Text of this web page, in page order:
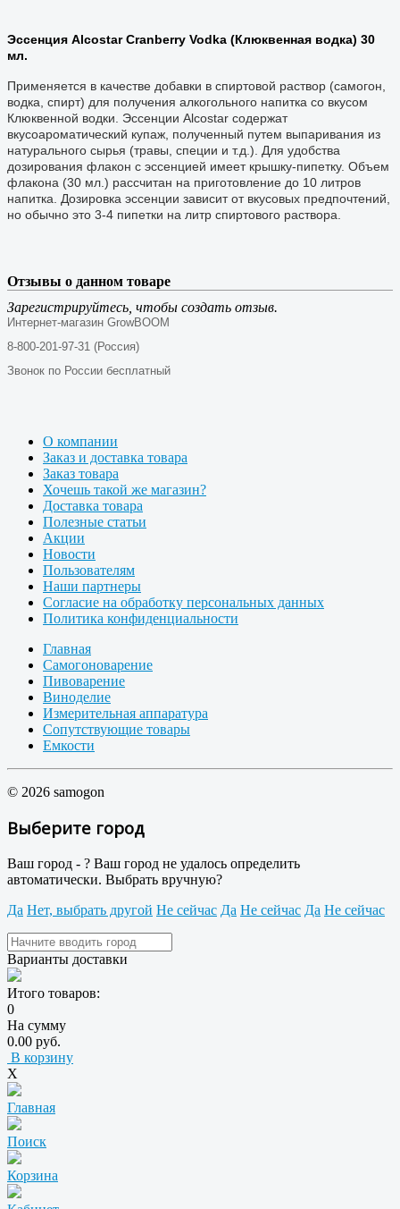
Эссенция Alcostar Cranberry Vodka (Клюквенная водка) 30
мл.
Применяется в качестве добавки в спиртовой раствор (самогон,
водка, спирт) для получения алкогольного напитка со вкусом
Клюквенной водки. Эссенции Alcostar содержат
вкусоароматический купаж, полученный путем выпаривания из
натурального сырья (травы, специи и т.д.). Для удобства
дозирования флакон с эссенцией имеет крышку-пипетку. Объем
флакона (30 мл.) рассчитан на приготовление до 10 литров
напитка. Дозировка эссенции зависит от вкусовых предпочтений,
но обычно это 3-4 пипетки на литр спиртового раствора.
Отзывы о данном товаре
Зарегистрируйтесь, чтобы создать отзыв.
Интернет-магазин GrowBOOM
8-800-201-97-31 (Россия)
Звонок по России бесплатный
О компании
Заказ и доставка товара
Заказ товара
Хочешь такой же магазин?
Доставка товара
Полезные статьи
Акции
Новости
Пользователям
Наши партнеры
Согласие на обработку персональных данных
Политика конфиденциальности
Главная
Самогоноварение
Пивоварение
Виноделие
Измерительная аппаратура
Сопутствующие товары
Емкости
© 2026 samogon
Выберите город
Ваш город - ? Ваш город не удалось определить
автоматически. Выбрать вручную?
Да Нет, выбрать другой Не сейчас Да Не сейчас Да Не сейчас
Варианты доставки
Итого товаров:
0
На сумму
0.00 руб.
В корзину
X
Главная
Поиск
Корзина